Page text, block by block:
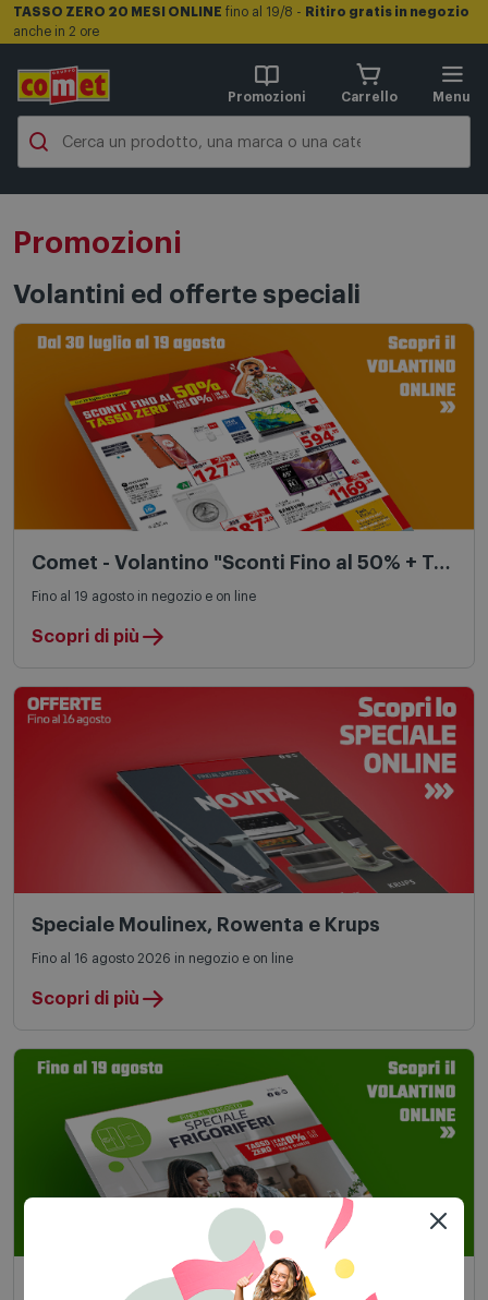
TASSO ZERO 20 MESI ONLINE fino al 19/8 - Ritiro gratis in negozio
anche in 2 ore
Promozioni Carrello Menu
Promozioni
Volantini ed offerte speciali
Comet - Volantino "Sconti Fino al 50% + Tasso Zero"
Fino al 19 agosto in negozio e on line
Scopri di più
Speciale Moulinex, Rowenta e Krups
Fino al 16 agosto 2026 in negozio e on line
Scopri di più
Speciale Frigoriferi